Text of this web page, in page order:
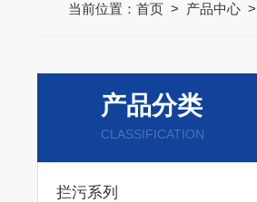
当前位置： 首页> 产品中心>
产品分类
CLASSIFICATION
拦污系列